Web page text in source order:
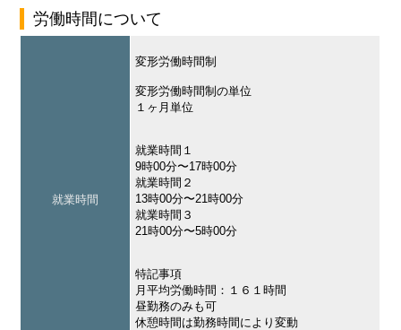
労働時間について
就業時間
変形労働時間制
変形労働時間制の単位
１ヶ月単位
就業時間１
9時00分〜17時00分
就業時間２
13時00分〜21時00分
就業時間３
21時00分〜5時00分
特記事項
月平均労働時間：１６１時間
昼勤務のみも可
休憩時間は勤務時間により変動